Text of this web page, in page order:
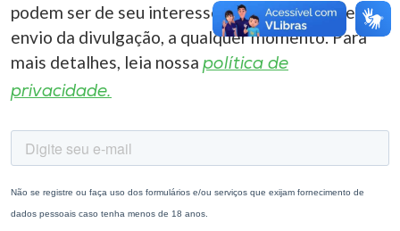
podem ser de seu interesse. Você pode cancelar o
envio da divulgação, a qualquer momento. Para
mais detalhes, leia nossa política de
privacidade.